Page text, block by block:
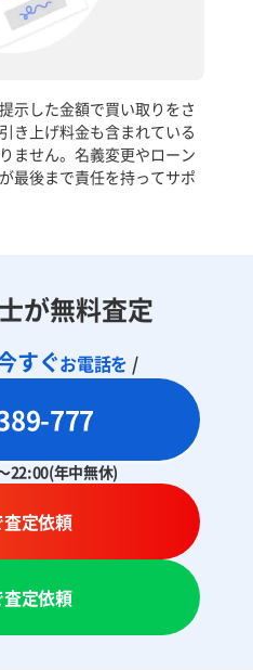
示した金額で買い取りをさ
き上げ料金も含まれている
ません。名義変更やローン
最後まで責任を持ってサポ
が無料査定
すぐお電話を /
777
22:00(年中無休)
定依頼
定依頼